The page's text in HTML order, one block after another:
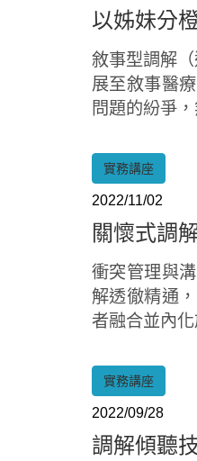
以姊妹分
敘事型調解
展至敘事醫
問題的紛爭
實務講座
2022/11/02
關懷式調
衝突管理與
解透徹精通
者融合並內
實務講座
2022/09/28
調解傾聽